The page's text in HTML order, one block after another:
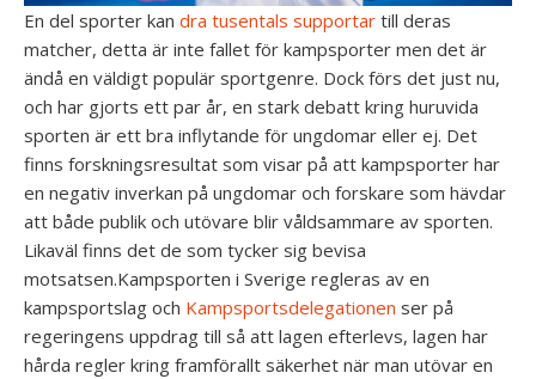
En del sporter kan dra tusentals supportar till deras
matcher, detta är inte fallet för kampsporter men det är
ändå en väldigt populär sportgenre. Dock förs det just nu,
och har gjorts ett par år, en stark debatt kring huruvida
sporten är ett bra inflytande för ungdomar eller ej. Det
finns forskningsresultat som visar på att kampsporter har
en negativ inverkan på ungdomar och forskare som hävdar
att både publik och utövare blir våldsammare av sporten.
Likaväl finns det de som tycker sig bevisa
motsatsen.Kampsporten i Sverige regleras av en
kampsportslag och Kampsportsdelegationen ser på
regeringens uppdrag till så att lagen efterlevs, lagen har
hårda regler kring framförallt säkerhet när man utövar en